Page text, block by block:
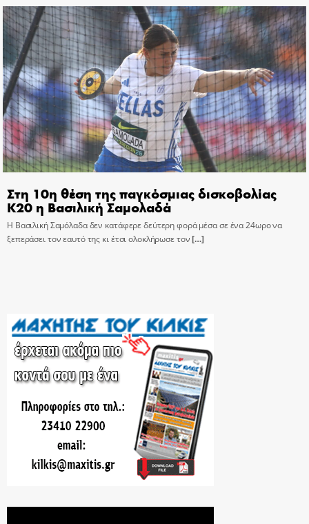
Στη 10η θέση της παγκόσμιας δισκοβολίας
Κ20 η Βασιλική Σαμολαδά
Η Βασιλική Σαμόλαδα δεν κατάφερε δεύτερη φορά μέσα σε ένα 24ωρο να
ξεπεράσει τον εαυτό της κι έτσι ολοκλήρωσε τον[…]